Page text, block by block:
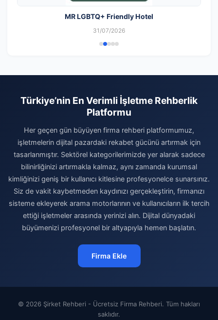
MR LGBTQ+ Friendly Hotel
31/07/2026
Türkiye’nin En Verimli İşletme Rehberlik
Platformu
Her geçen gün büyüyen firma rehberi platformumuz,
işletmelerin dijital pazardaki rekabet gücünü artırmak için
tasarlanmıştır. Sektörel kategorilerimizde yer alarak sadece
bilinirliğinizi artırmakla kalmaz, aynı zamanda kurumsal
kimliğinizi geniş bir kullanıcı kitlesine profesyonelce sunarsınız.
Siz de vakit kaybetmeden kaydınızı gerçekleştirin, firmanızı
sisteme ekleyerek arama motorlarının ve kullanıcıların ilk tercih
ettiği işletmeler arasında yerinizi alın. Dijital dünyadaki
büyümenizi profesyonel bir altyapıyla hemen başlatın.
Firma Ekle
© 2026 Şirket Rehberi - Ücretsiz Firma Rehberi. Tüm hakları
saklıdır.